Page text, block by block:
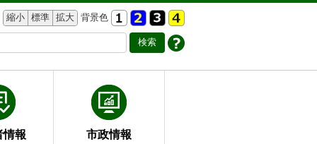
縮小 標準 拡大 背景色
情報 市政情報